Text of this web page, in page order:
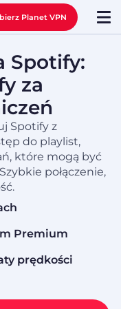
Planet VPN
Spotify:
za
Spotify z
do playlist,
które mogą być
połączenie,
Premium
prędkości